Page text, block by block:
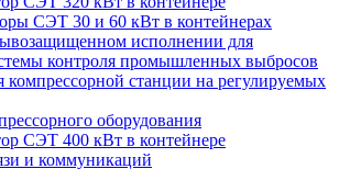
СЭТ 30 и 60 кВт в контейнерах
исполнении для
контроля промышленных выбросов
компрессорной станции на регулируемых
оборудования
СЭТ 400 кВт в контейнере
и коммуникаций